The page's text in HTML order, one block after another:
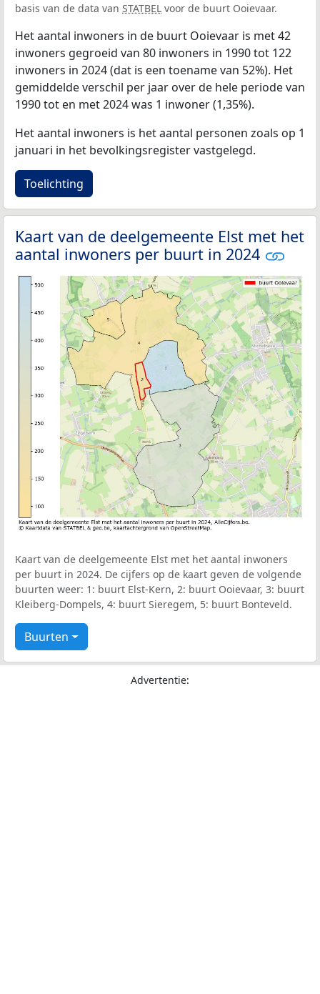
basis van de data van STATBEL voor de buurt Ooievaar.
Het aantal inwoners in de buurt Ooievaar is met 42
inwoners gegroeid van 80 inwoners in 1990 tot 122
inwoners in 2024 (dat is een toename van 52%). Het
gemiddelde verschil per jaar over de hele periode van
1990 tot en met 2024 was 1 inwoner (1,35%).
Het aantal inwoners is het aantal personen zoals op 1
januari in het bevolkingsregister vastgelegd.
Toelichting
Kaart van de deelgemeente Elst met het
aantal inwoners per buurt in 2024
Kaart van de deelgemeente Elst met het aantal inwoners
per buurt in 2024. De cijfers op de kaart geven de volgende
buurten weer: 1: buurt Elst-Kern, 2: buurt Ooievaar, 3: buurt
Kleiberg-Dompels, 4: buurt Sieregem, 5: buurt Bonteveld.
Buurten
Advertentie: